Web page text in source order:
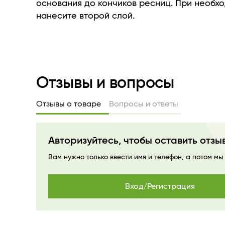
тушь имеет насыщенную цветопередачу с
разделенные и подкрученные ресницы — не
фантастическая иллюзия, а результат
работы туши.
основания до кончиков ресниц. При
нанесите второй слой.
Отзывы и вопросы
Отзывы о товаре Вопросы и ответы
Авторизуйтесь, чтобы оставить
Вам нужно только ввести имя и телефон, а потом
Вход/Регистрация